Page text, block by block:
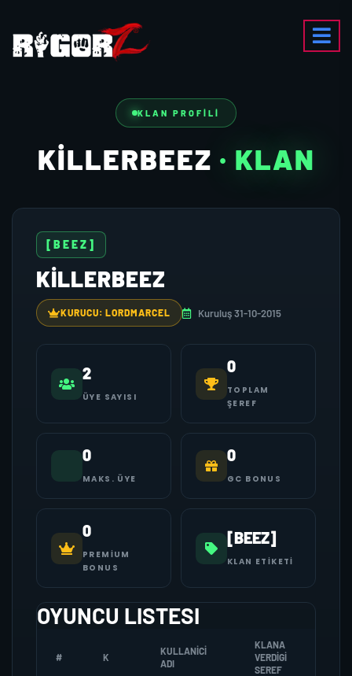
KLAN PROFILI
KILLERBEEZ · KLAN
[BEEZ]
KILLERBEEZ
KURUCU: LORDMARCEL Kuruluş 31-10-2015
2
ÜYE SAYISI
0
TOPLAM
ŞEREF
0
MAKS. ÜYE
0
GC BONUS
0
PREMIUM
BONUS
[BEEZ]
KLAN ETIKETI
OYUNCU LISTESI
# K
KULLANICI
ADI
KLANA
VERDIGI
SEREF